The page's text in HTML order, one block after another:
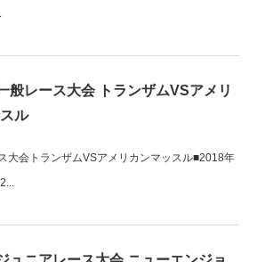
般レース大会 トランザムVSアメリ
ル
大会トランザムVSアメリカンマッスル■2018年